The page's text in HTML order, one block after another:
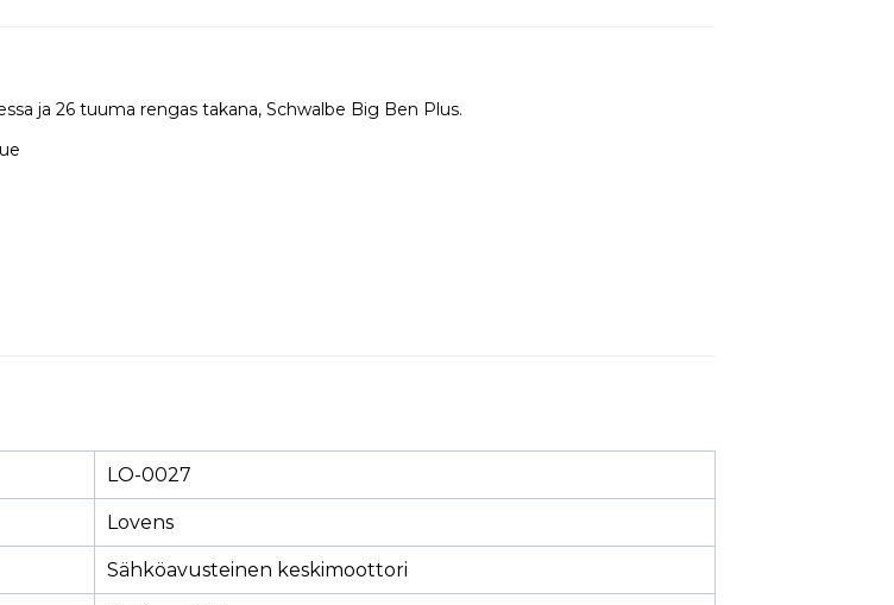
ja 26 tuuma rengas takana, Schwalbe Big Ben Plus.
LO-0027
Lovens
Sähköavusteinen keskimoottori